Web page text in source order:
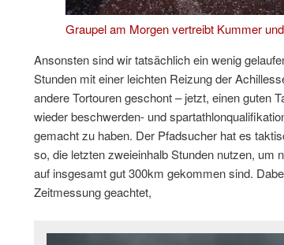
Graupel am Morgen vertreibt Kummer
Ansonsten sind wir tatsächlich ein wenig
Stunden mit einer leichten Reizung der
andere Tortouren geschont – jetzt, einen guten
wieder beschwerden- und
gemacht zu haben. Der Pfadsucher hat es
so, die letzten zweieinhalb Stunden nutzen,
auf insgesamt gut 300km gekommen sind.
Zeitmessung geachtet,